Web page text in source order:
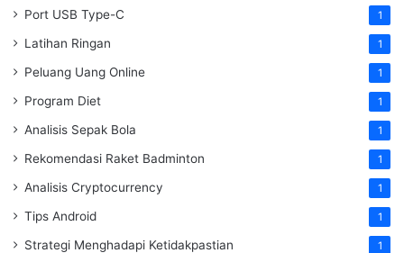
Port USB Type-C 1
Latihan Ringan 1
Peluang Uang Online 1
Program Diet 1
Analisis Sepak Bola 1
Rekomendasi Raket Badminton 1
Analisis Cryptocurrency 1
Tips Android 1
Strategi Menghadapi Ketidakpastian 1